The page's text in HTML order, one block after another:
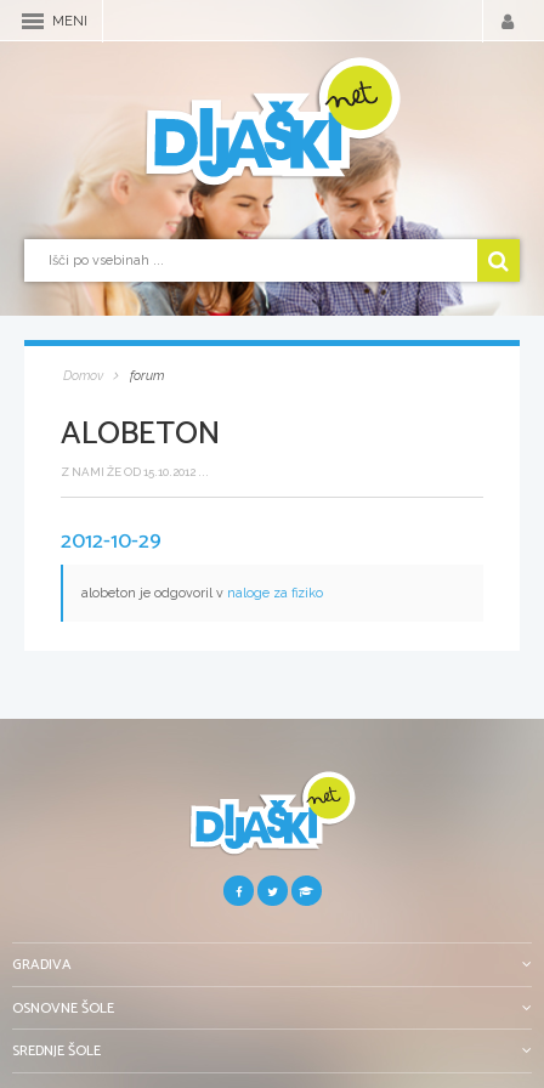
MENI
Domov forum
ALOBETON
Z NAMI ŽE OD 15.10.2012 ...
2012-10-29
alobeton je odgovoril v naloge za fiziko
GRADIVA
OSNOVNE ŠOLE
SREDNJE ŠOLE